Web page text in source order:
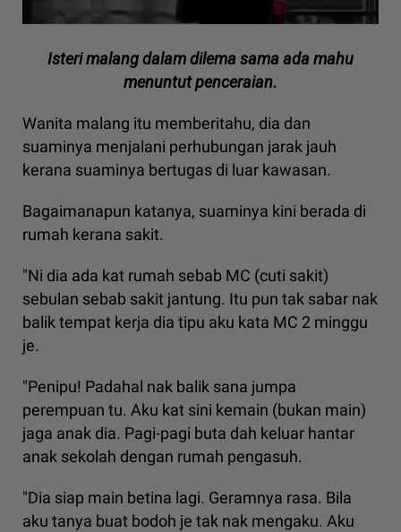
Isteri malang dalam dilema sama ada mahu
menuntut penceraian.
Wanita malang itu memberitahu, dia dan
suaminya menjalani perhubungan jarak jauh
kerana suaminya bertugas di luar kawasan.
Bagaimanapun katanya, suaminya kini berada di
rumah kerana sakit.
"Ni dia ada kat rumah sebab MC (cuti sakit)
sebulan sebab sakit jantung. Itu pun tak sabar nak
balik tempat kerja dia tipu aku kata MC 2 minggu
je.
"Penipu! Padahal nak balik sana jumpa
perempuan tu. Aku kat sini kemain (bukan main)
jaga anak dia. Pagi-pagi buta dah keluar hantar
anak sekolah dengan rumah pengasuh.
"Dia siap main betina lagi. Geramnya rasa. Bila
aku tanya buat bodoh je tak nak mengaku. Aku